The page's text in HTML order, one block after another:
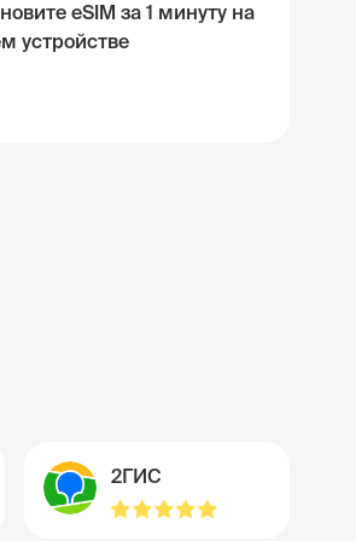
eSIM за 1 минуту на
устройстве
2ГИС